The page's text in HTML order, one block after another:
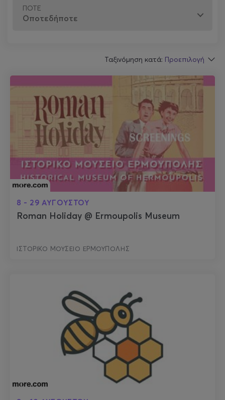
ΠΌΤΕ
Ταξινόμηση κατά: Προεπιλογή
8 - 29 ΑΥΓΟΥΣΤΟΥ
Roman Holiday @ Ermoupolis Museum
ΙΣΤΟΡΙΚΟ ΜΟΥΣΕΙΟ ΕΡΜΟΥΠΟΛΗΣ